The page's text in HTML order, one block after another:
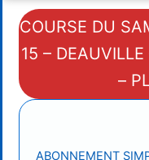
COURSE DU
15 –
–
ABONNEMENT